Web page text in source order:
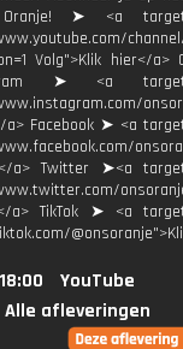
➤ <a
channel/
Volg">Klik hier</a>
➤ <a
a> Facebook ➤ <a
a> Twitter ➤<a
a> TikTok ➤ <a
YouTube
Alle afleveringen